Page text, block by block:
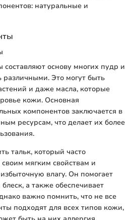
натуральные и
основу многих пудр и
различными. Это могут быть
и даже масла, которые
кожи. Основная
компонентов заключается в
ресурсам, что делает их более
тальк, который часто
мягким свойствам и
влагу. Он помогает
а также обеспечивает
важно помнить, что не все
подходят для всех типов кожи,